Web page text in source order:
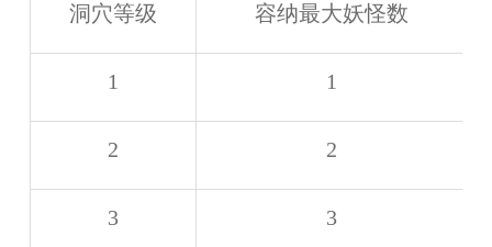
洞穴等级 容纳最大妖怪数
1 1
2 2
3 3